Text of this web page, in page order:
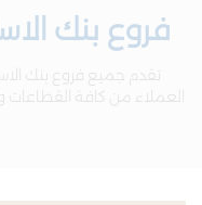
فروع بنك
تقدم جميع فروع بنك
العملاء من كافة القطاعات